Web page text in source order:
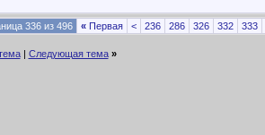
336 из 496 « Первая < 236 286 326 332 333
| Следующая тема »